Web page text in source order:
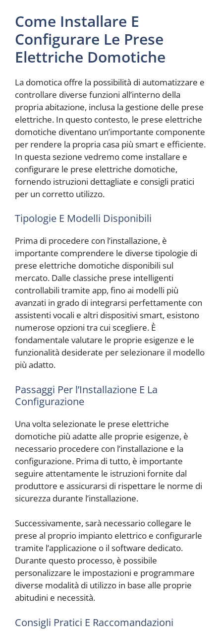
Come Installare E
Configurare Le Prese
Elettriche Domotiche
La domotica offre la possibilità di automatizzare e
controllare diverse funzioni all’interno della
propria abitazione, inclusa la gestione delle prese
elettriche. In questo contesto, le prese elettriche
domotiche diventano un’importante componente
per rendere la propria casa più smart e efficiente.
In questa sezione vedremo come installare e
configurare le prese elettriche domotiche,
fornendo istruzioni dettagliate e consigli pratici
per un corretto utilizzo.
Tipologie E Modelli Disponibili
Prima di procedere con l’installazione, è
importante comprendere le diverse tipologie di
prese elettriche domotiche disponibili sul
mercato. Dalle classiche prese intelligenti
controllabili tramite app, fino ai modelli più
avanzati in grado di integrarsi perfettamente con
assistenti vocali e altri dispositivi smart, esistono
numerose opzioni tra cui scegliere. È
fondamentale valutare le proprie esigenze e le
funzionalità desiderate per selezionare il modello
più adatto.
Passaggi Per l’Installazione E La
Configurazione
Una volta selezionate le prese elettriche
domotiche più adatte alle proprie esigenze, è
necessario procedere con l’installazione e la
configurazione. Prima di tutto, è importante
seguire attentamente le istruzioni fornite dal
produttore e assicurarsi di rispettare le norme di
sicurezza durante l’installazione.
Successivamente, sarà necessario collegare le
prese al proprio impianto elettrico e configurarle
tramite l’applicazione o il software dedicato.
Durante questo processo, è possibile
personalizzare le impostazioni e programmare
diverse modalità di utilizzo in base alle proprie
abitudini e necessità.
Consigli Pratici E Raccomandazioni